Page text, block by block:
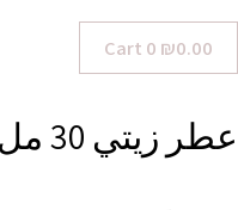
₪0.00
0
Cart
عطر زيتي 30 مل JULIETTE